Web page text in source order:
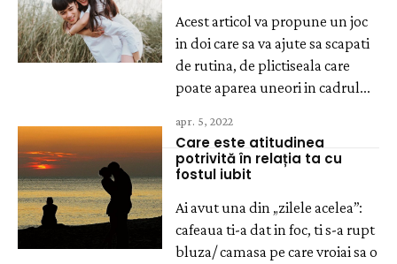
Acest articol va propune un joc
in doi care sa va ajute sa scapati
de rutina, de plictiseala care
poate aparea uneori in cadrul...
apr. 5, 2022
Care este atitudinea
potrivită în relația ta cu
fostul iubit
Ai avut una din „zilele acelea”:
cafeaua ti-a dat in foc, ti s-a rupt
bluza/ camasa pe care vroiai sa o